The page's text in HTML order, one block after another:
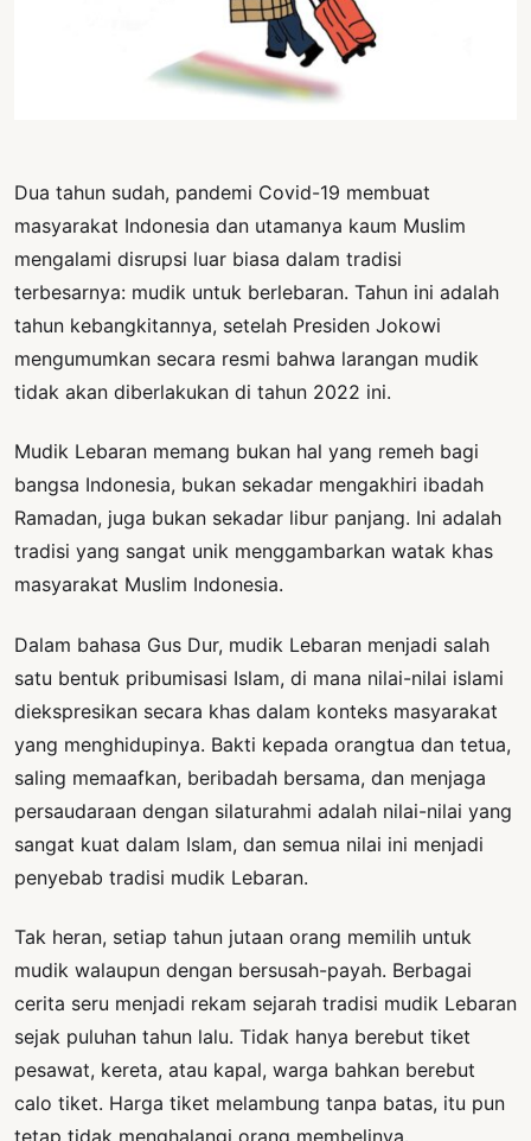
Dua tahun sudah, pandemi Covid-19 membuat
masyarakat Indonesia dan utamanya kaum Muslim
mengalami disrupsi luar biasa dalam tradisi
terbesarnya: mudik untuk berlebaran. Tahun ini adalah
tahun kebangkitannya, setelah Presiden Jokowi
mengumumkan secara resmi bahwa larangan mudik
tidak akan diberlakukan di tahun 2022 ini.
Mudik Lebaran memang bukan hal yang remeh bagi
bangsa Indonesia, bukan sekadar mengakhiri ibadah
Ramadan, juga bukan sekadar libur panjang. Ini adalah
tradisi yang sangat unik menggambarkan watak khas
masyarakat Muslim Indonesia.
Dalam bahasa Gus Dur, mudik Lebaran menjadi salah
satu bentuk pribumisasi Islam, di mana nilai-nilai islami
diekspresikan secara khas dalam konteks masyarakat
yang menghidupinya. Bakti kepada orangtua dan tetua,
saling memaafkan, beribadah bersama, dan menjaga
persaudaraan dengan silaturahmi adalah nilai-nilai yang
sangat kuat dalam Islam, dan semua nilai ini menjadi
penyebab tradisi mudik Lebaran.
Tak heran, setiap tahun jutaan orang memilih untuk
mudik walaupun dengan bersusah-payah. Berbagai
cerita seru menjadi rekam sejarah tradisi mudik Lebaran
sejak puluhan tahun lalu. Tidak hanya berebut tiket
pesawat, kereta, atau kapal, warga bahkan berebut
calo tiket. Harga tiket melambung tanpa batas, itu pun